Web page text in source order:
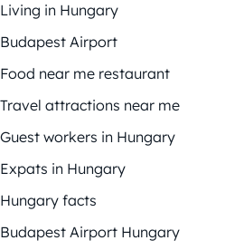
Living in Hungary
Budapest Airport
Food near me restaurant
Travel attractions near me
Guest workers in Hungary
Expats in Hungary
Hungary facts
Budapest Airport Hungary